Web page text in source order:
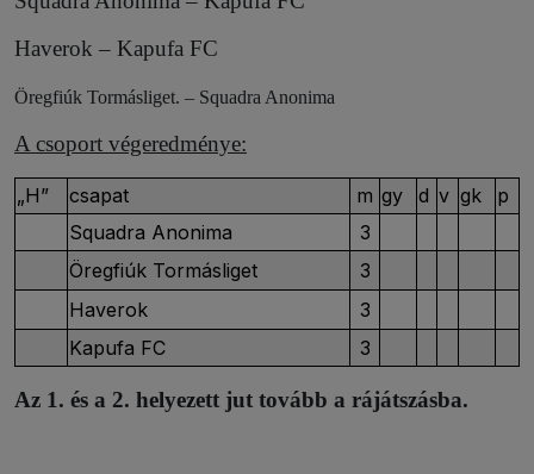
Haverok – Kapufa FC
Öregfiúk Tormásliget. – Squadra Anonima
A csoport végeredménye:
„H” csapat m gy d v gk
p
Squadra Anonima
3
Öregfiúk Tormásliget
3
Haverok
3
Kapufa FC
3
Az 1. és a 2. helyezett jut tovább a rájátszásba.